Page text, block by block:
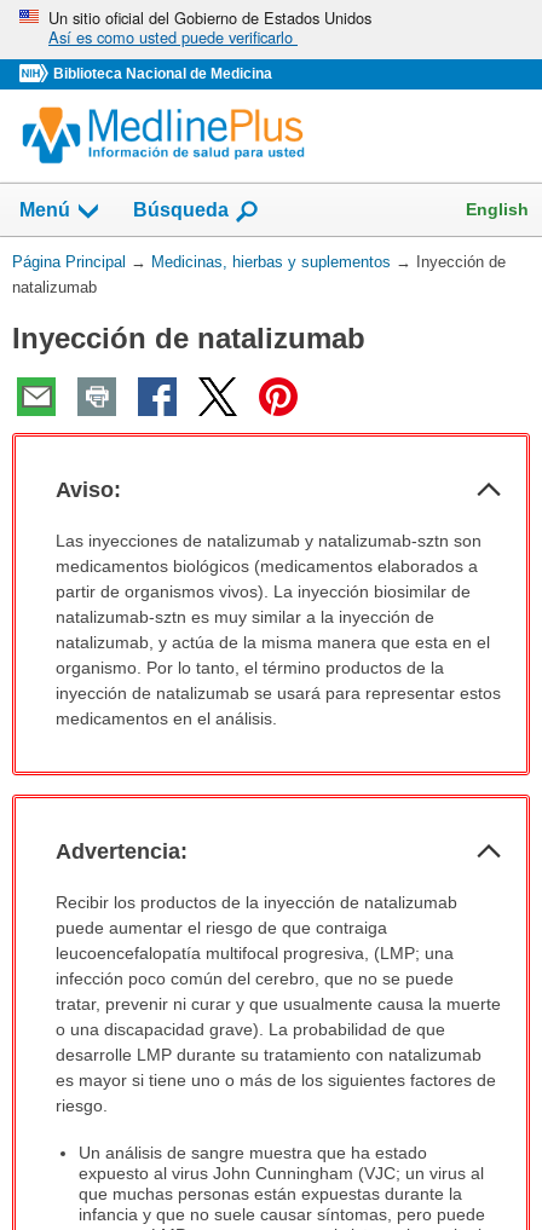
Omita
vaya
al
Contenido
Un sitio oficial del Gobierno de Estados Unidos
Así es como usted puede verificarlo
Biblioteca Nacional de Medicina
Menú
Mostrar
campo
de
Búsqueda English
Usted
está
Página Principal → Medicinas, hierbas y suplementos → Inyección de
natalizumab
Inyección de natalizumab
Aviso:
Aviso:
sido
extendido.
Las inyecciones de natalizumab y natalizumab-sztn son
medicamentos biológicos (medicamentos elaborados a
partir de organismos vivos). La inyección biosimilar de
natalizumab-sztn es muy similar a la inyección de
natalizumab, y actúa de la misma manera que esta en el
organismo. Por lo tanto, el término productos de la
inyección de natalizumab se usará para representar estos
medicamentos en el análisis.
Advertencia:
Advertencia:
sido
extendido.
Recibir los productos de la inyección de natalizumab
puede aumentar el riesgo de que contraiga
leucoencefalopatía multifocal progresiva, (LMP; una
infección poco común del cerebro, que no se puede
tratar, prevenir ni curar y que usualmente causa la muerte
o una discapacidad grave). La probabilidad de que
desarrolle LMP durante su tratamiento con natalizumab
es mayor si tiene uno o más de los siguientes factores de
riesgo.
Un análisis de sangre muestra que ha estado
expuesto al virus John Cunningham (VJC; un virus al
que muchas personas están expuestas durante la
infancia y que no suele causar síntomas, pero puede